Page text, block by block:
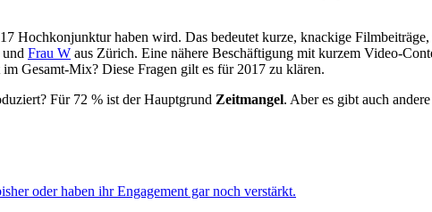
Hochkonjunktur haben wird. Das bedeutet kurze, knackige
Frau W aus Zürich. Eine nähere Beschäftigung mit kurzem Video-
Gesamt-Mix? Diese Fragen gilt es für 2017 zu klären.
Für 72 % ist der Hauptgrund Zeitmangel. Aber es gibt auch
oder haben ihr Engagement gar noch verstärkt.